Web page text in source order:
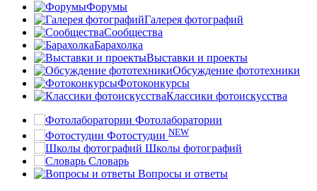
Форумы
Галерея фотографий
Сообщества
Барахолка
Выставки и проекты
Обсуждение фототехники
Фотоконкурсы
Классики фотоискусства
Фотолаборатории
Фотостудии NEW
Школы фотографий
Словарь
Вопросы и ответы